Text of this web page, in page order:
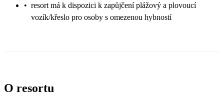
• resort má k dispozici k zapůjčení plážový a plovoucí
vozík/křeslo pro osoby s omezenou hybností
O resortu